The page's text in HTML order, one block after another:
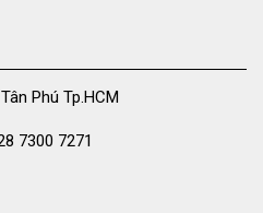
Phú Tp.HCM
7300 7271